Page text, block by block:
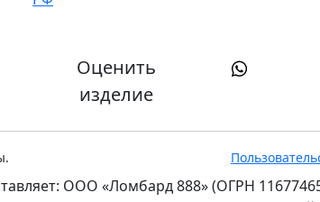
Оценить
изделие
ООО «Ломбард 888» (ОГРН